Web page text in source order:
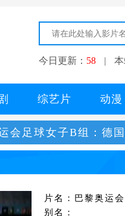
今日更新： 58 |
综艺片 动漫
会足球女子B组：德
片名：巴黎奥运
别名：